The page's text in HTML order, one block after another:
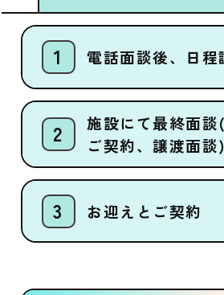
電話面談後、日程
施設にて最終面談
ご契約、譲渡面談)
お迎えとご契約